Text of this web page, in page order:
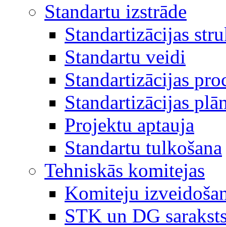
Standartu izstrāde
Standartizācijas
Standartu veidi
Standartizācijas
Standartizācijas
Projektu aptauja
Standartu tulkošana
Tehniskās komitejas
Komiteju
STK un DG